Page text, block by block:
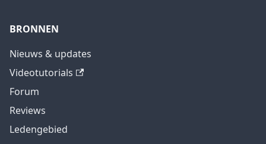
BRONNEN
Nieuws & updates
Videotutorials
Forum
Reviews
Ledengebied